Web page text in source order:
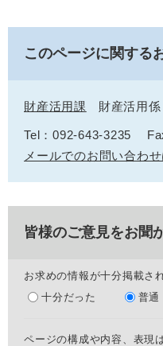
このページに関する
財産活用課 財産活用係
Tel：092-643-3235
メールでのお問い合わ
皆様のご意見をお聞
お求めの情報が十分掲載さ
十分だった
普通
ページの構成や内容、表現